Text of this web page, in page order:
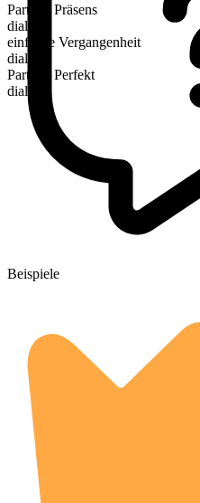
Partizip Präsens
dialing
einfache Vergangenheit
dialed
Partizip Perfekt
dialed
Beispiele